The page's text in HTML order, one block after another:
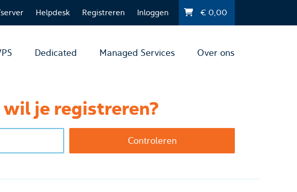
Helpdesk Registreren Inloggen €0,00
Dedicated Managed Services Over ons
wil je registreren?